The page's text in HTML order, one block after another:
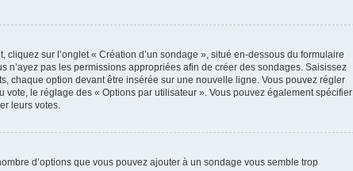
sur l’onglet « Création d’un sondage », situé en-dessous du formulaire
pas les permissions appropriées afin de créer des sondages. Saisissez
chaque option devant être insérée sur une nouvelle ligne. Vous pouvez régler
le réglage des « Options par utilisateur ». Vous pouvez également spécifier
leurs votes.
d’options que vous pouvez ajouter à un sondage vous semble trop